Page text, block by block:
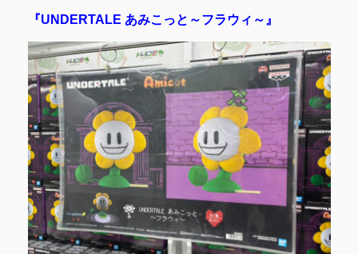
『UNDERTALE あみこっと～フラウィ～』